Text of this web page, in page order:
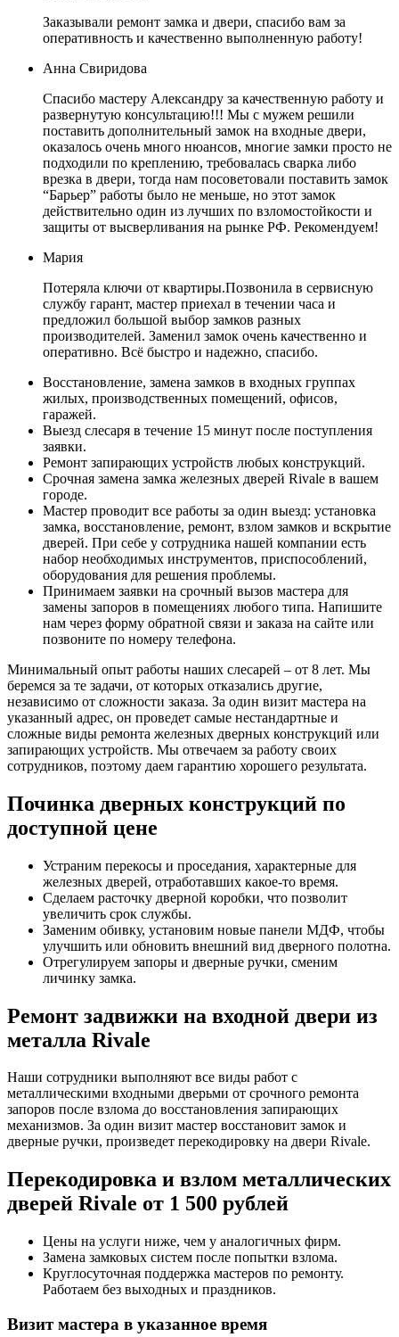
Заказывали ремонт замка и двери, спасибо вам за
оперативность и качественно выполненную работу!
Анна Свиридова
Спасибо мастеру Александру за качественную работу и
развернутую консультацию!!! Мы с мужем решили
поставить дополнительный замок на входные двери,
оказалось очень много нюансов, многие замки просто не
подходили по креплению, требовалась сварка либо
врезка в двери, тогда нам посоветовали поставить замок
“Барьер” работы было не меньше, но этот замок
действительно один из лучших по взломостойкости и
защиты от высверливания на рынке РФ. Рекомендуем!
Мария
Потеряла ключи от квартиры.Позвонила в сервисную
службу гарант, мастер приехал в течении часа и
предложил большой выбор замков разных
производителей. Заменил замок очень качественно и
оперативно. Всё быстро и надежно, спасибо.
Восстановление, замена замков в входных группах
жилых, производственных помещений, офисов,
гаражей.
Выезд слесаря в течение 15 минут после поступления
заявки.
Ремонт запирающих устройств любых конструкций.
Срочная замена замка железных дверей Rivale в вашем
городе.
Мастер проводит все работы за один выезд: установка
замка, восстановление, ремонт, взлом замков и вскрытие
дверей. При себе у сотрудника нашей компании есть
набор необходимых инструментов, приспособлений,
оборудования для решения проблемы.
Принимаем заявки на срочный вызов мастера для
замены запоров в помещениях любого типа. Напишите
нам через форму обратной связи и заказа на сайте или
позвоните по номеру телефона.
Минимальный опыт работы наших слесарей – от 8 лет. Мы
беремся за те задачи, от которых отказались другие,
независимо от сложности заказа. За один визит мастера на
указанный адрес, он проведет самые нестандартные и
сложные виды ремонта железных дверных конструкций или
запирающих устройств. Мы отвечаем за работу своих
сотрудников, поэтому даем гарантию хорошего результата.
Починка дверных конструкций по
доступной цене
Устраним перекосы и проседания, характерные для
железных дверей, отработавших какое-то время.
Сделаем расточку дверной коробки, что позволит
увеличить срок службы.
Заменим обивку, установим новые панели МДФ, чтобы
улучшить или обновить внешний вид дверного полотна.
Отрегулируем запоры и дверные ручки, сменим
личинку замка.
Ремонт задвижки на входной двери из
металла Rivale
Наши сотрудники выполняют все виды работ с
металлическими входными дверьми от срочного ремонта
запоров после взлома до восстановления запирающих
механизмов. За один визит мастер восстановит замок и
дверные ручки, произведет перекодировку на двери Rivale.
Перекодировка и взлом металлических
дверей Rivale от 1 500 рублей
Цены на услуги ниже, чем у аналогичных фирм.
Замена замковых систем после попытки взлома.
Круглосуточная поддержка мастеров по ремонту.
Работаем без выходных и праздников.
Визит мастера в указанное время